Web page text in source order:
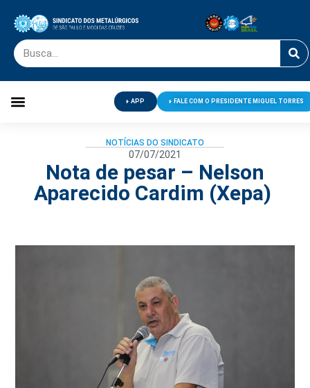
APP FALE COM O PRESIDENTE MIGUEL TORRES
NOTÍCIAS DO SINDICATO
07/07/2021
Nota de pesar – Nelson
Aparecido Cardim (Xepa)